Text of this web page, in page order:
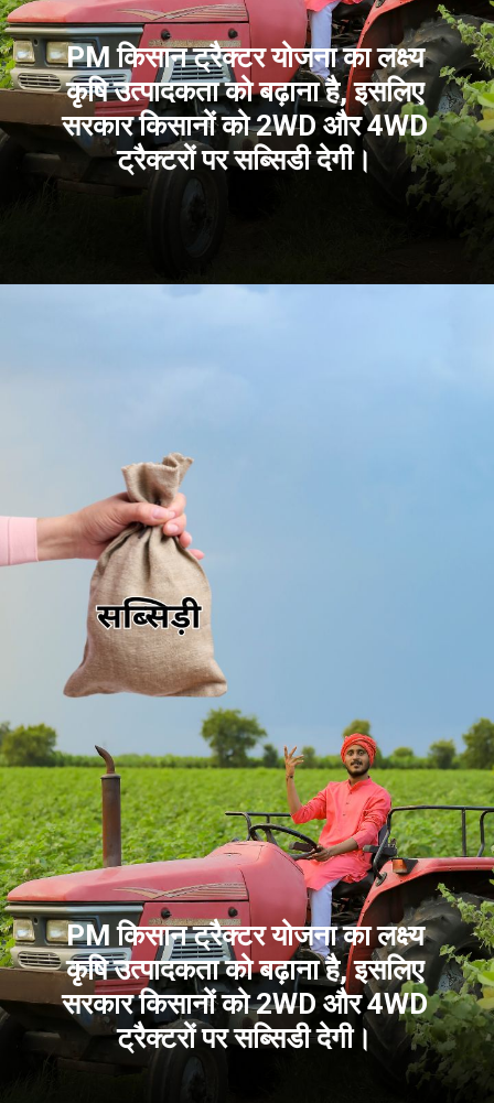
PM किसान ट्रैक्टर योजना का लक्ष्य
कृषि उत्पादकता को बढ़ाना है, इसलिए
सरकार किसानों को 2WD और 4WD
ट्रैक्टरों पर सब्सिडी देगी।
PM किसान ट्रैक्टर योजना का लक्ष्य
कृषि उत्पादकता को बढ़ाना है, इसलिए
सरकार किसानों को 2WD और 4WD
ट्रैक्टरों पर सब्सिडी देगी।